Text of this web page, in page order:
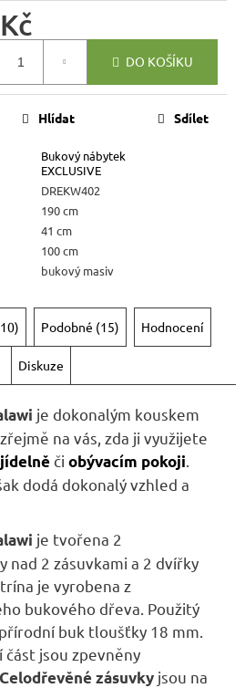
DO KOŠÍKU
Bukový nábytek
EXCLUSIVE
DREKW402
190 cm
41 cm
100 cm
bukový masiv
Hlídat Sdílet
Podobné (15) Hodnocení
Diskuze
je dokonalým kouskem
na vás, zda ji využijete
jídelněči obývacím pokoji
dodá dokonalý vzhled a
je tvořena 2
nad 2 zásuvkami a 2 dvířky
je vyrobena z
bukového dřeva. Použitý
buk tloušťky 18 mm.
část jsou zpevněny
Celodřevěné zásuvky jsou na